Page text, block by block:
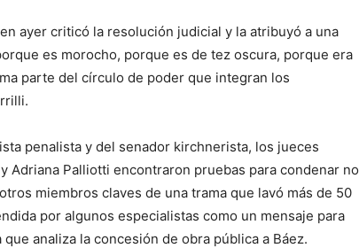
ayer criticó la resolución judicial y la atribuyó a una
es morocho, porque es de tez oscura, porque era
parte del círculo de poder que integran los
penalista y del senador kirchnerista, los jueces
Adriana Palliotti encontraron pruebas para condenar no
miembros claves de una trama que lavó más de 50
por algunos especialistas como un mensaje para
analiza la concesión de obra pública a Báez.